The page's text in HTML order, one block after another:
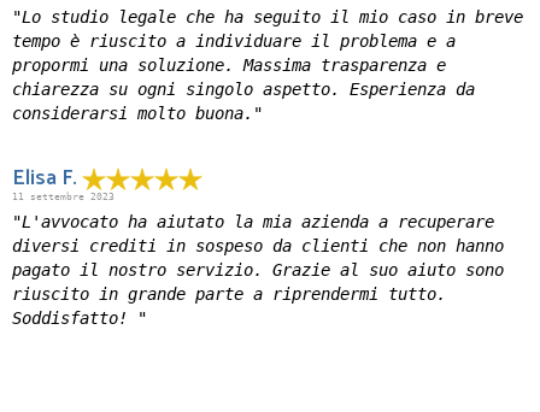
"Lo studio legale che ha seguito il mio caso in breve
tempo è riuscito a individuare il problema e a
propormi una soluzione. Massima trasparenza e
chiarezza su ogni singolo aspetto. Esperienza da
considerarsi molto buona."
Elisa F.
11 settembre 2023
"L'avvocato ha aiutato la mia azienda a recuperare
diversi crediti in sospeso da clienti che non hanno
pagato il nostro servizio. Grazie al suo aiuto sono
riuscito in grande parte a riprendermi tutto.
Soddisfatto! "